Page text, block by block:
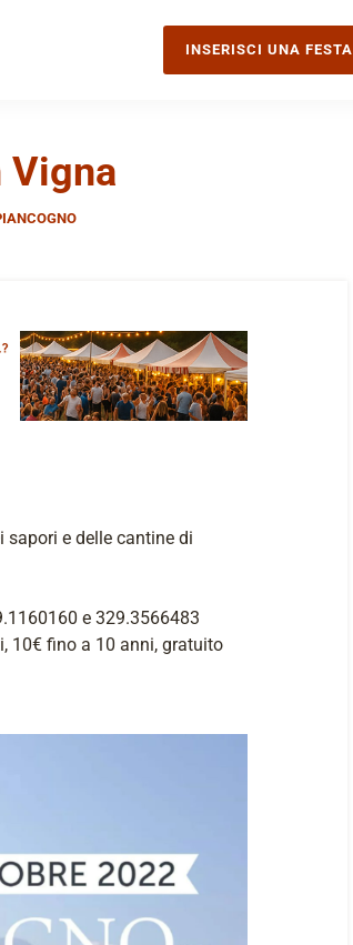
INSERISCI UNA FESTA
Vigna
e delle cantine di
e 329.3566483
10€ fino a 10 anni, gratuito